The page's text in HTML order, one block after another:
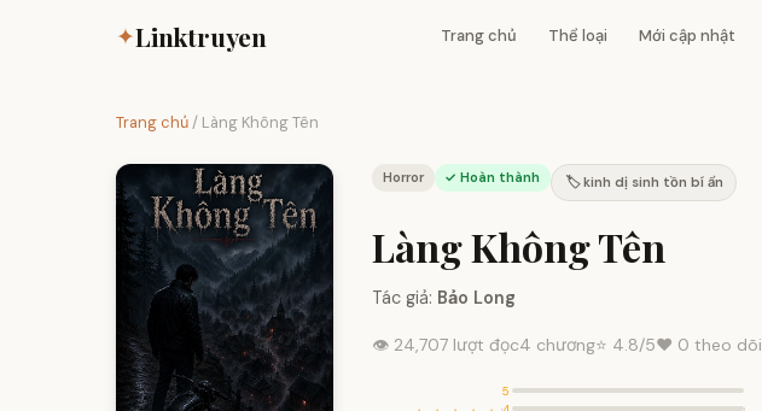
✦Linktruyen Trang chủ Thể loại Mới cập nhật
Trang chủ / Làng Không Tên
Horror ✓ Hoàn thành 🏷️ kinh dị sinh tồn bí ẩn
Làng Không Tên
Tác giả: Bảo Long
👁 24,707 lượt đọc4 chương⭐ 4.8/5❤️ 0 theo dõi
5